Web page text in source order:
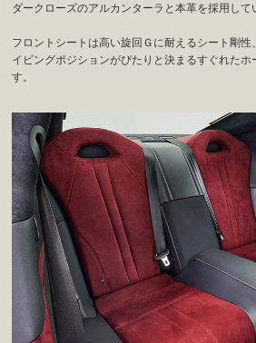
ダークローズのアルカンターラと本革を採用して
フロントシートは高い旋回Ｇに耐えるシート剛性
イビングポジションがぴたりと決まるすぐれた
す。